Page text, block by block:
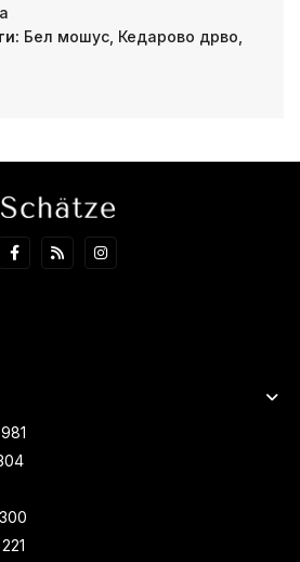
Бел мошус, Кедарово дрво,